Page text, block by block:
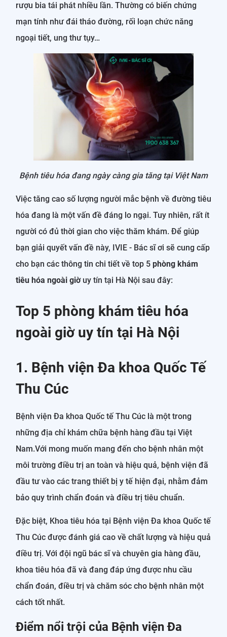
rượu bia tái phát nhiều lần. Thường có biến chứng
mạn tính như đái tháo đường, rối loạn chức năng
ngoại tiết, ung thư tụy…
Bệnh tiêu hóa đang ngày càng gia tăng tại Việt Nam
Việc tăng cao số lượng người mắc bệnh về đường tiêu
hóa đang là một vấn đề đáng lo ngại. Tuy nhiên, rất ít
người có đủ thời gian cho việc thăm khám. Để giúp
bạn giải quyết vấn đề này, IVIE - Bác sĩ ơi sẽ cung cấp
cho bạn các thông tin chi tiết về top 5 phòng khám
tiêu hóa ngoài giờ uy tín tại Hà Nội sau đây:
Top 5 phòng khám tiêu hóa
ngoài giờ uy tín tại Hà Nội
1. Bệnh viện Đa khoa Quốc Tế
Thu Cúc
Bệnh viện Đa khoa Quốc tế Thu Cúc là một trong
những địa chỉ khám chữa bệnh hàng đầu tại Việt
Nam.Với mong muốn mang đến cho bệnh nhân một
môi trường điều trị an toàn và hiệu quả, bệnh viện đã
đầu tư vào các trang thiết bị y tế hiện đại, nhằm đảm
bảo quy trình chẩn đoán và điều trị tiêu chuẩn.
Đặc biệt, Khoa tiêu hóa tại Bệnh viện Đa khoa Quốc tế
Thu Cúc được đánh giá cao về chất lượng và hiệu quả
điều trị. Với đội ngũ bác sĩ và chuyên gia hàng đầu,
khoa tiêu hóa đã và đang đáp ứng được nhu cầu
chẩn đoán, điều trị và chăm sóc cho bệnh nhân một
cách tốt nhất.
Điểm nổi trội của Bệnh viện Đa